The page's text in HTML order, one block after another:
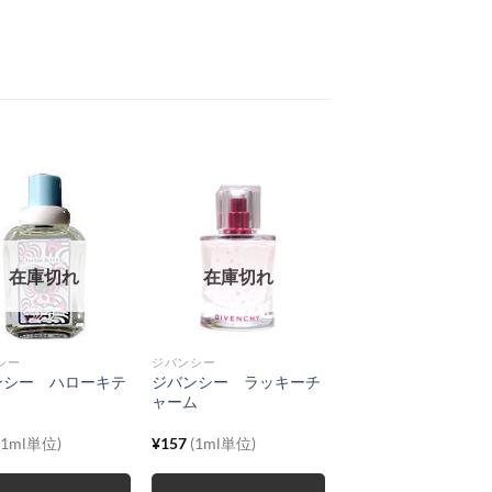
在庫切れ
ー
シー ハローキテ
単位)
在庫切れ
ジバンシー
ジバンシー ラッキーチ
ャーム
¥157 (1ml単位)